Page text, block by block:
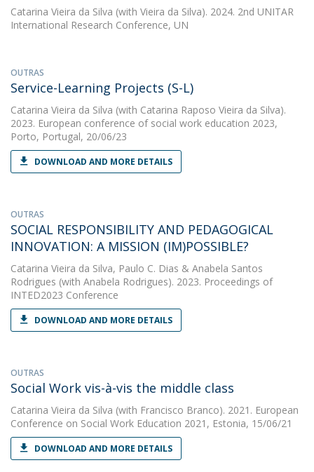
Catarina Vieira da Silva (with Vieira da Silva). 2024. 2nd UNITAR
International Research Conference, UN
OUTRAS
Service-Learning Projects (S-L)
Catarina Vieira da Silva (with Catarina Raposo Vieira da Silva).
2023. European conference of social work education 2023,
Porto, Portugal, 20/06/23
DOWNLOAD AND MORE DETAILS
OUTRAS
SOCIAL RESPONSIBILITY AND PEDAGOGICAL
INNOVATION: A MISSION (IM)POSSIBLE?
Catarina Vieira da Silva, Paulo C. Dias & Anabela Santos
Rodrigues (with Anabela Rodrigues). 2023. Proceedings of
INTED2023 Conference
DOWNLOAD AND MORE DETAILS
OUTRAS
Social Work vis-à-vis the middle class
Catarina Vieira da Silva (with Francisco Branco). 2021. European
Conference on Social Work Education 2021, Estonia, 15/06/21
DOWNLOAD AND MORE DETAILS